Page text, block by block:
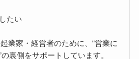
たい
業家・経営者のために、“営業に
裏側をサポートしています。